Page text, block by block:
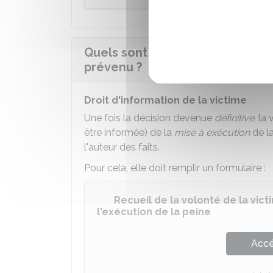
Quels sont les droits de la
prévenu ?
Droit d'information de la victime
Une fois la décision devenue définitive, la
être informée) de la mise à exécutionde
l'auteur des faits.
Pour cela, elle doit remplir un formulaire :
Recueil de la volonté de la
l'exécution de la peine